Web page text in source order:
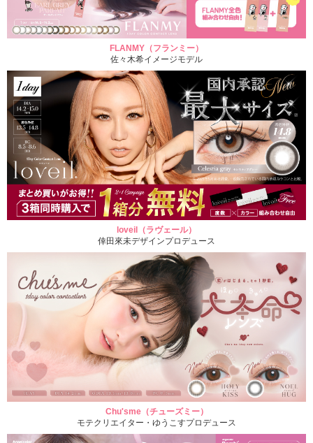
FLANMY（フランミー）
佐々木希イメージモデル
loveil（ラヴェール）
倖田來未デザインプロデュース
Chu'sme（チューズミー）
モテクリエイター・ゆうこすプロデュース